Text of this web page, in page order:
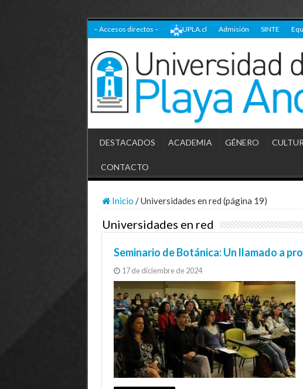
– Accesos directos – UPLA.cl Admisión SINTE
DESTACADOS ACADEMIA GÉNERO
CONTACTO
Inicio /Universidades en red (página 19)
Universidades en red
Seminario de Botánica: Un llamado a
17 de diciembre de 2024